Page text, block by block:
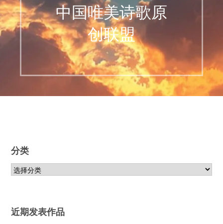
中国唯美诗歌原
创联盟
分类
近期发表作品